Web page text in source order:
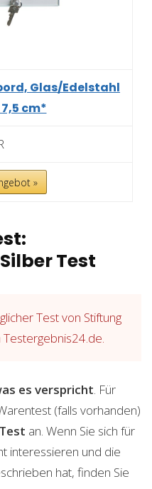
Glas/Edelstahl
cm*
»
Test
Test von Stiftung
es verspricht. Für
(falls vorhanden)
Test an. Wenn Sie sich für
interessieren und die
hat, finden Sie